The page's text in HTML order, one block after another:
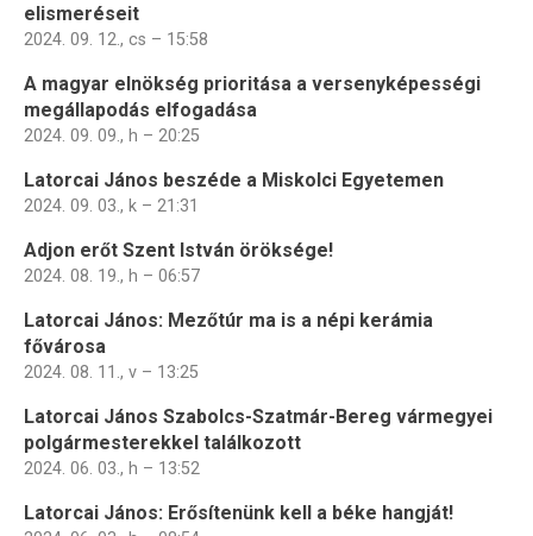
elismeréseit
2024. 09. 12., cs – 15:58
A magyar elnökség prioritása a versenyképességi
megállapodás elfogadása
2024. 09. 09., h – 20:25
Latorcai János beszéde a Miskolci Egyetemen
2024. 09. 03., k – 21:31
Adjon erőt Szent István öröksége!
2024. 08. 19., h – 06:57
Latorcai János: Mezőtúr ma is a népi kerámia
fővárosa
2024. 08. 11., v – 13:25
Latorcai János Szabolcs-Szatmár-Bereg vármegyei
polgármesterekkel találkozott
2024. 06. 03., h – 13:52
Latorcai János: Erősítenünk kell a béke hangját!